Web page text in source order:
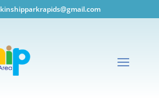
kinshipparkrapids@gmail.com